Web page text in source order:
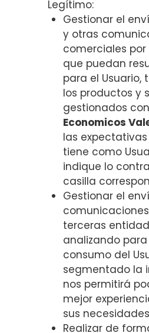
Legítimo:
Gestionar el
y otras
comerciales
que puedan
para el Usuario,
los productos y
gestionados con
Economicos
las
tiene como
indique lo
casilla
Gestionar el
terceras
analizando
consumo del
segmentado la
nos permitirá
mejor
sus
Realizar de